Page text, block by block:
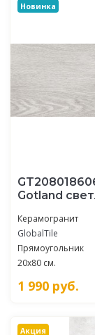
Новинка
Gotland
Керамогранит
GlobalTile
Прямоугольник
20x80 см.
1 990 руб.
Акция